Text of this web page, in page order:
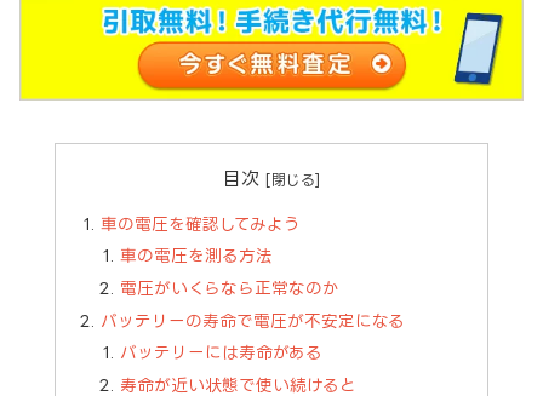
目次
車の電圧を確認してみよう
車の電圧を測る方法
電圧がいくらなら正常なのか
バッテリーの寿命で電圧が不安定になる
バッテリーには寿命がある
寿命が近い状態で使い続けると